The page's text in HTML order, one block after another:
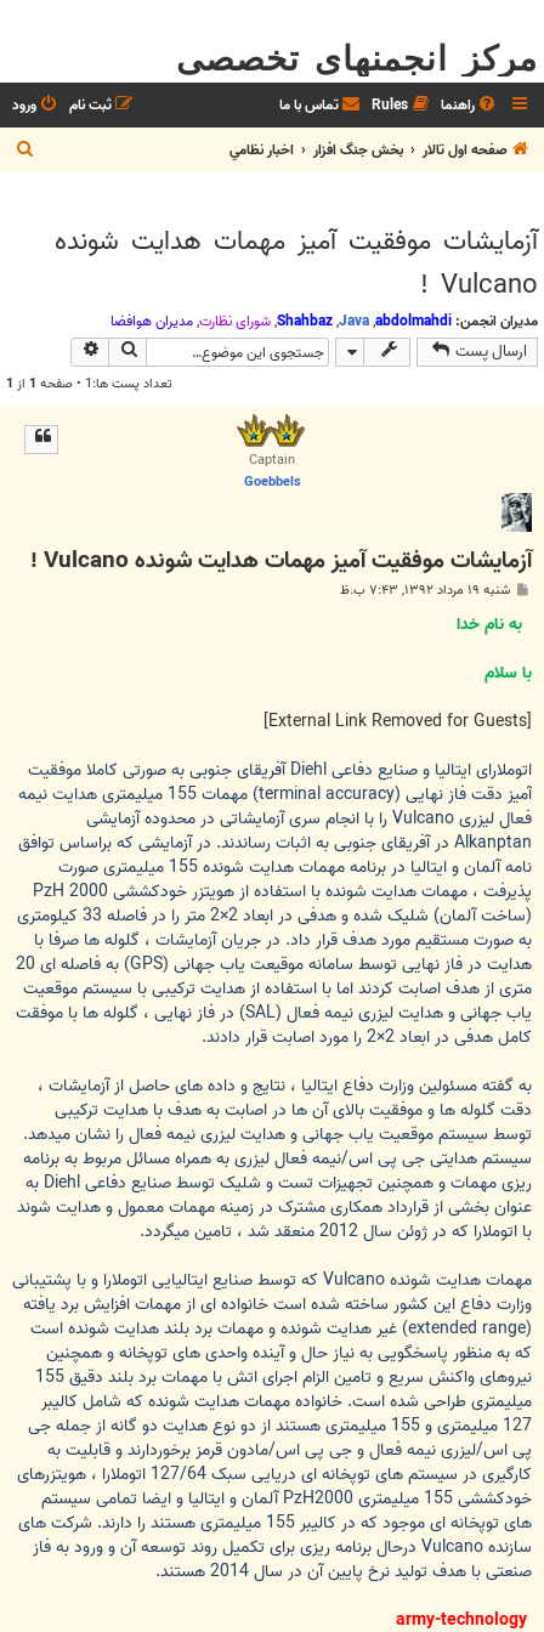
مرکز انجمنهای تخصصی
راهنما Rules تماس با ما ورود
ثبت نام
صفحه اول تالار
بخش جنگ افزار اخبار نظامي
س
آزمایشات موفقیت آمیز مهمات هدایت شونده
Vulcano !
مدیران انجمن: abdolmahdi
,
Java
,
Shahbaz
,شوراي نظارت,مديران هوافضا
ارسال پست جستجو
تعداد پست ها:1 • صفحه 1 از 1
Captain
Goebbels
آزمایشات موفقیت آمیز مهمات هدایت شونده Vulcano !
ت
شنبه ۱۹ مرداد ۱۳۹۲, ۷:۴۳ ب.ظ
به نام خدا
با سلام
[External Link Removed for Guests]
اتوملارای ایتالیا و صنایع دفاعی Diehl آفریقای جنوبی به صورتی کاملا موفقیت
آمیز دقت فاز نهایی (terminal accuracy) مهمات 155 میلیمتری هدایت نیمه
فعال لیزری Vulcano را با انجام سری آزمایشاتی در محدوده آزمایشی
Alkanptan در آفریقای جنوبی به اثبات رساندند. در آزمایشی که براساس توافق
نامه آلمان و ایتالیا در برنامه مهمات هدایت شونده 155 میلیمتری صورت
پذیرفت ، مهمات هدایت شونده با استفاده از هویتزر خودکششی PzH 2000
(ساخت آلمان) شلیک شده و هدفی در ابعاد 2×2 متر را در فاصله 33 کیلومتری
به صورت مستقیم مورد هدف قرار داد. در جریان آزمایشات ، گلوله ها صرفا با
هدایت در فاز نهایی توسط سامانه موقیعت یاب جهانی (GPS) به فاصله ای 20
متری از هدف اصابت کردند اما با استفاده از هدایت ترکیبی با سیستم موقعیت
یاب جهانی و هدایت لیزری نیمه فعال (SAL) در فاز نهایی ، گلوله ها با موفقت
کامل هدفی در ابعاد 2×2 را مورد اصابت قرار دادند.
به گفته مسئولین وزارت دفاع ایتالیا ، نتایج و داده های حاصل از آزمایشات ،
دقت گلوله ها و موفقیت بالای آن ها در اصابت به هدف با هدایت ترکیبی
توسط سیستم موقعیت یاب جهانی و هدایت لیزری نیمه فعال را نشان میدهد.
سیستم هدایتی جی پی اس/نیمه فعال لیزری به همراه مسائل مربوط به برنامه
ریزی مهمات و همچنین تجهیزات تست و شلیک توسط صنایع دفاعی Diehl به
عنوان بخشی از قرارداد همکاری مشترک در زمینه مهمات معمول و هدایت شوند
با اتوملارا که در ژوئن سال 2012 منعقد شد ، تامین میگردد.
مهمات هدایت شونده Vulcano که توسط صنایع ایتالیایی اتوملارا و با پشتیبانی
وزارت دفاع این کشور ساخته شده است خانواده ای از مهمات افزایش برد یافته
(extended range) غیر هدایت شونده و مهمات برد بلند هدایت شونده است
که به منظور پاسخگویی به نیاز حال و آینده واحدی های توپخانه و همچنین
نیروهای واکنش سریع و تامین الزام اجرای اتش با مهمات برد بلند دقیق 155
میلیمتری طراحی شده است. خانواده مهمات هدایت شونده که شامل کالیبر
127 میلیمتری و 155 میلیمتری هستند از دو نوع هدایت دو گانه از جمله جی
پی اس/لیزری نیمه فعال و جی پی اس/مادون قرمز برخوردارند و قابلیت به
کارگیری در سیستم های توپخانه ای دریایی سبک 127/64 اتوملارا ، هویتزرهای
خودکششی 155 میلیمتری PzH2000 آلمان و ایتالیا و ایضا تمامی سیستم
های توپخانه ای موجود که در کالیبر 155 میلیمتری هستند را دارند. شرکت های
سازنده Vulcano درحال برنامه ریزی برای تکمیل روند توسعه آن و ورود به فاز
صنعتی با هدف تولید نرخ پایین آن در سال 2014 هستند.
army-technology